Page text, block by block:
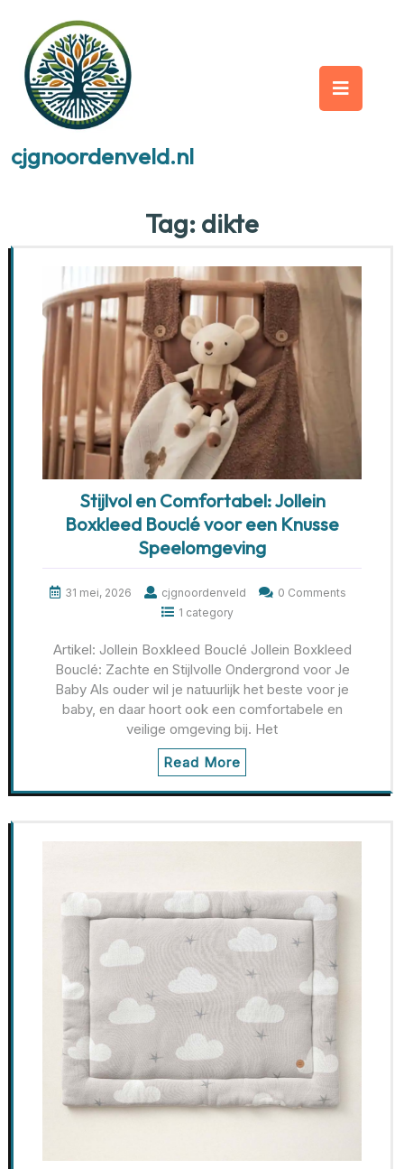
content
cjgnoordenveld.nl
Tag:dikte
Stijlvol en Comfortabel: Jollein
Boxkleed Bouclé voor een Knusse
Speelomgeving
31 mei, 2026 cjgnoordenveld
0 Comments
1 category
Artikel: Jollein Boxkleed Bouclé Jollein Boxkleed
Bouclé: Zachte en Stijlvolle Ondergrond voor Je
Baby Als ouder wil je natuurlijk het beste voor je
baby, en daar hoort ook een comfortabele en
veilige omgeving bij. Het
Read More